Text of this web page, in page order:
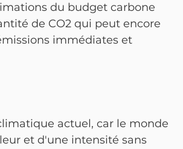
du budget carbone
de CO2 qui peut encore
immédiates et
actuel, car le monde
et d'une intensité sans